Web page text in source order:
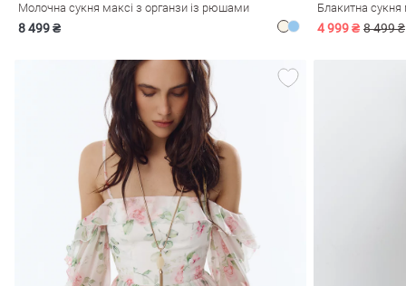
Молочна сукня максі з органзи із рюшами
8 499 ₴
Блакитна
4 999 ₴ 8 499 ₴